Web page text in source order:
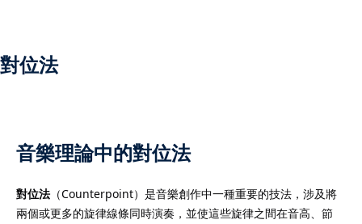
對位法
音樂理論中的對位法
對位法 （Counterpoint）是音樂創作中一種重要的技法，涉及將
兩個或更多的旋律線條同時演奏，並使這些旋律之間在音高、節